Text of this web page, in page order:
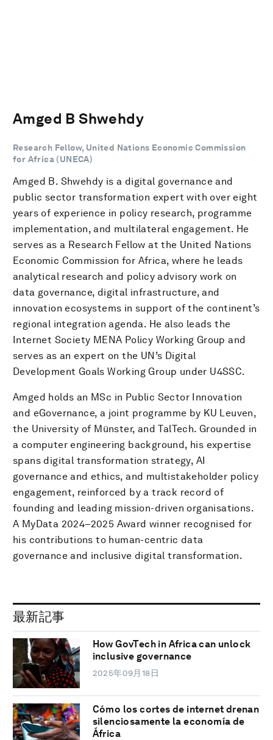
Amged B Shwehdy
Research Fellow, United Nations Economic Commission
for Africa (UNECA)
Amged B. Shwehdy is a digital governance and
public sector transformation expert with over eight
years of experience in policy research, programme
implementation, and multilateral engagement. He
serves as a Research Fellow at the United Nations
Economic Commission for Africa, where he leads
analytical research and policy advisory work on
data governance, digital infrastructure, and
innovation ecosystems in support of the continent’s
regional integration agenda. He also leads the
Internet Society MENA Policy Working Group and
serves as an expert on the UN’s Digital
Development Goals Working Group under U4SSC.
Amged holds an MSc in Public Sector Innovation
and eGovernance, a joint programme by KU Leuven,
the University of Münster, and TalTech. Grounded in
a computer engineering background, his expertise
spans digital transformation strategy, AI
governance and ethics, and multistakeholder policy
engagement, reinforced by a track record of
founding and leading mission-driven organisations.
A MyData 2024–2025 Award winner recognised for
his contributions to human-centric data
governance and inclusive digital transformation.
最新記事
How GovTech in Africa can unlock
inclusive governance
2025年09月18日
Cómo los cortes de internet drenan
silenciosamente la economía de
África